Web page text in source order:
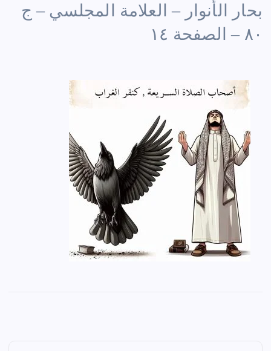
بحار الأنوار – العلامة المجلسي – ج
٨٠ – الصفحة ١٤